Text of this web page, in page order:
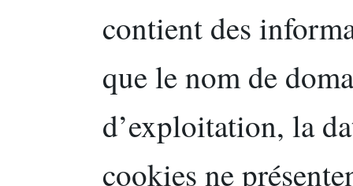
contient des
que le nom de
d’exploitation, la
cookies ne